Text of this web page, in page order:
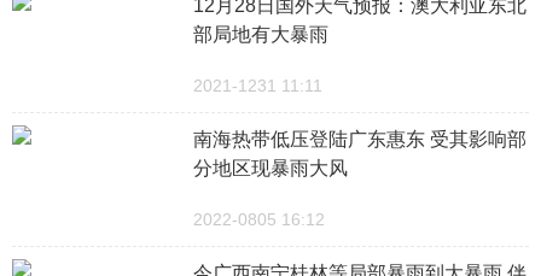
12月28日国外天气预报：澳大利亚东北
部局地有大暴雨
2021-1231 11:11
南海热带低压登陆广东惠东 受其影响部
分地区现暴雨大风
2022-0805 16:12